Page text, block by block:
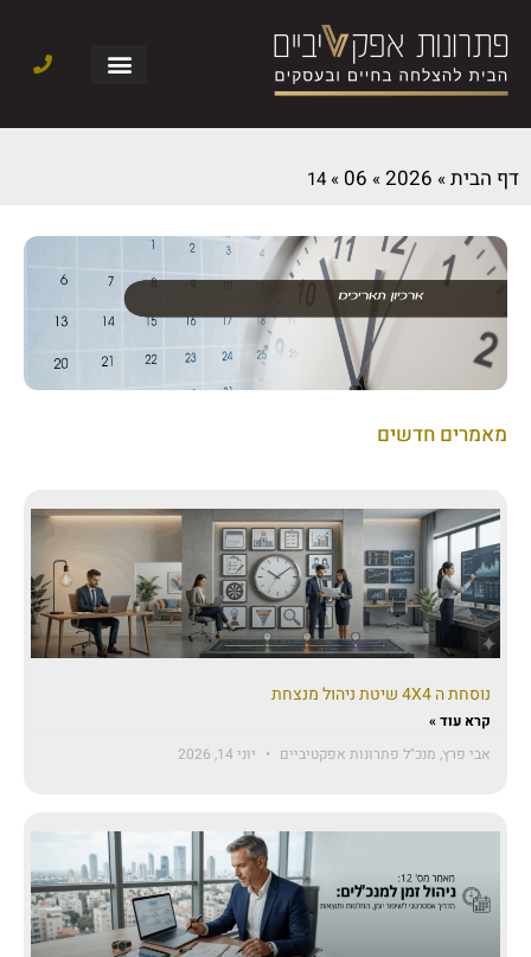
דף הבית»
2026
»
06
»
מאמרים חדשים
נוסחת ה 4X4 שיטת ניהול מנצחת
קרא עוד »
אבי פרץ, מנכ"ל פתרונות אפקטיביים
יוני 14, 2026